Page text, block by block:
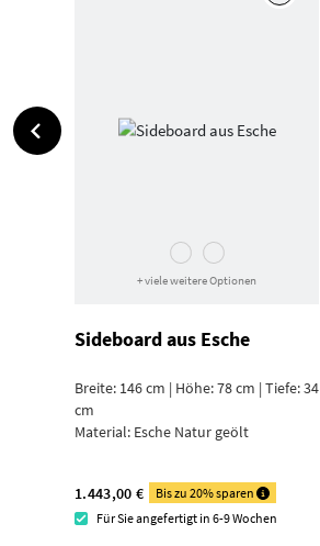
+ viele weitere Optionen
Sideboard aus Esche
Breite: 146 cm | Höhe: 78 cm | Tiefe: 34
cm
Material: Esche Natur geölt
1.443,00 €
Bis zu 20% sparen
Für Sie angefertigt in 6-9 Wochen